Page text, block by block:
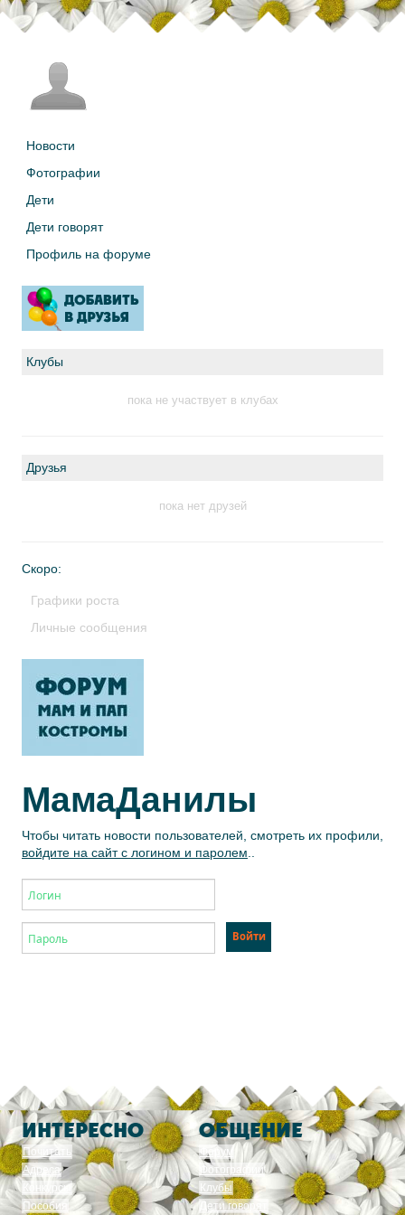
Новости
Фотографии
Дети
Дети говорят
Профиль на форуме
Клубы
пока не участвует в клубах
Друзья
пока нет друзей
Скоро:
Графики роста
Личные сообщения
МамаДанилы
Чтобы читать новости пользователей, смотреть их профили,
войдите на сайт с логином и паролем
ИНТЕРЕСНО
Почитать
Адреса
Конкурсы
Пособия
ОБЩЕНИЕ
Форум
Фотографии
Клубы
Дети говорят